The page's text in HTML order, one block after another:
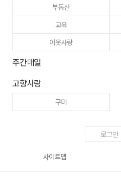
부동산
교육
이웃사랑
주간매일
고향사랑
구미
로그인
사이트맵